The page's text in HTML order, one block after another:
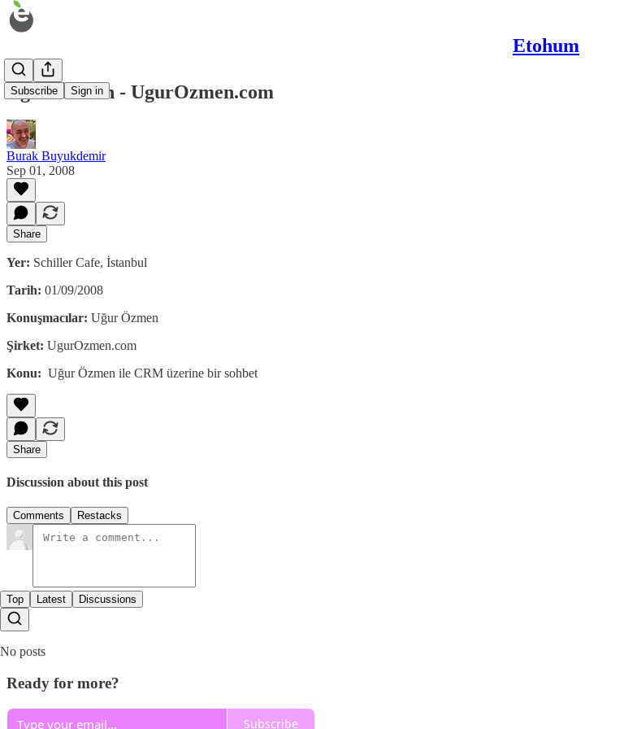
Etohum
Subscribe Sign in
Uğur Özmen - UgurOzmen.com
Burak Buyukdemir
Sep 01, 2008
Share
Yer: Schiller Cafe, İstanbul
Tarih: 01/09/2008
Konuşmacılar: Uğur Özmen
Şirket: UgurOzmen.com
Konu: Uğur Özmen ile CRM üzerine bir sohbet
Share
Discussion about this post
Comments Restacks
Top Latest Discussions
No posts
Ready for more?
Subscribe